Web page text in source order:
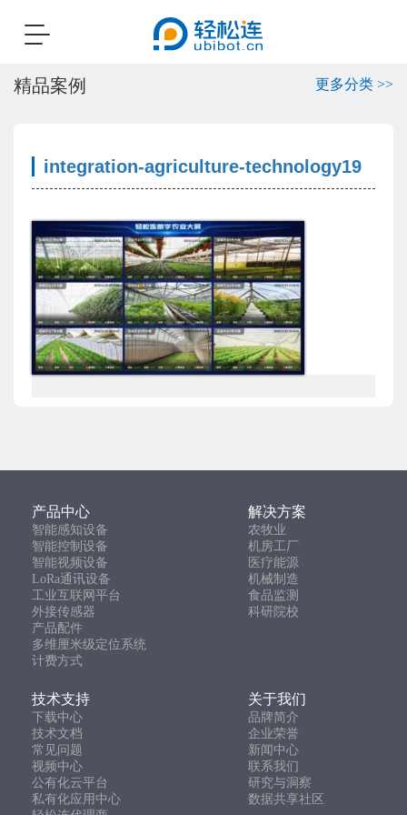
Toggle
精品案例 更多分类 >>
integration-agriculture-technology19
产品中心 解决方案
智能感知设备
农牧业
智能控制设备
机房工厂
智能视频设备
医疗能源
LoRa通讯设备
机械制造
工业互联网平台
食品监测
外接传感器
科研院校
产品配件
多维厘米级定位系统
计费方式
技术支持 关于我们
下载中心
品牌简介
技术文档
企业荣誉
常见问题
新闻中心
视频中心
联系我们
公有化云平台
研究与洞察
私有化应用中心
数据共享社区